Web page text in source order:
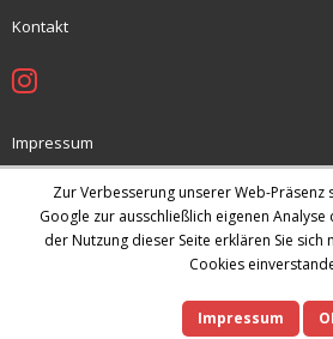
Kontakt
Impressum
Jugendschutzkonzept
Datenschutz
Archiv
Think Up Themes Ltd .
Zur Verbesserung unserer Web-Präsenz
Google zur ausschließlich eigenen
der Nutzung dieser Seite erklären Sie sich
Cookies
Impressum